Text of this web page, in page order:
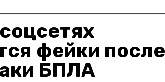
фейки после
БПЛА